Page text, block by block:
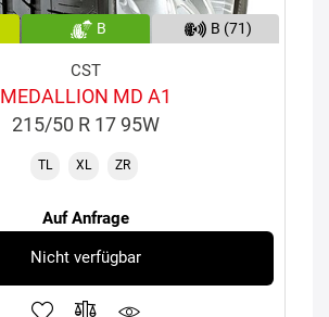
B B (71)
CST
MEDALLION MD A1
215/50 R 17 95W
TL XL ZR
Auf Anfrage
Nicht verfügbar